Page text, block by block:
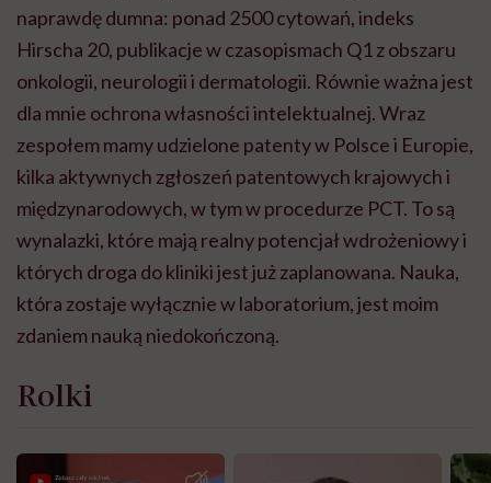
naprawdę dumna: ponad 2500 cytowań, indeks
Hirscha 20, publikacje w czasopismach Q1 z obszaru
onkologii, neurologii i dermatologii. Równie ważna jest
dla mnie ochrona własności intelektualnej. Wraz
zespołem mamy udzielone patenty w Polsce i Europie,
kilka aktywnych zgłoszeń patentowych krajowych i
międzynarodowych, w tym w procedurze PCT. To są
wynalazki, które mają realny potencjał wdrożeniowy i
których droga do kliniki jest już zaplanowana. Nauka,
która zostaje wyłącznie w laboratorium, jest moim
zdaniem nauką niedokończoną.
Rolki